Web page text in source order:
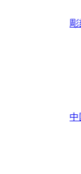
彫
中